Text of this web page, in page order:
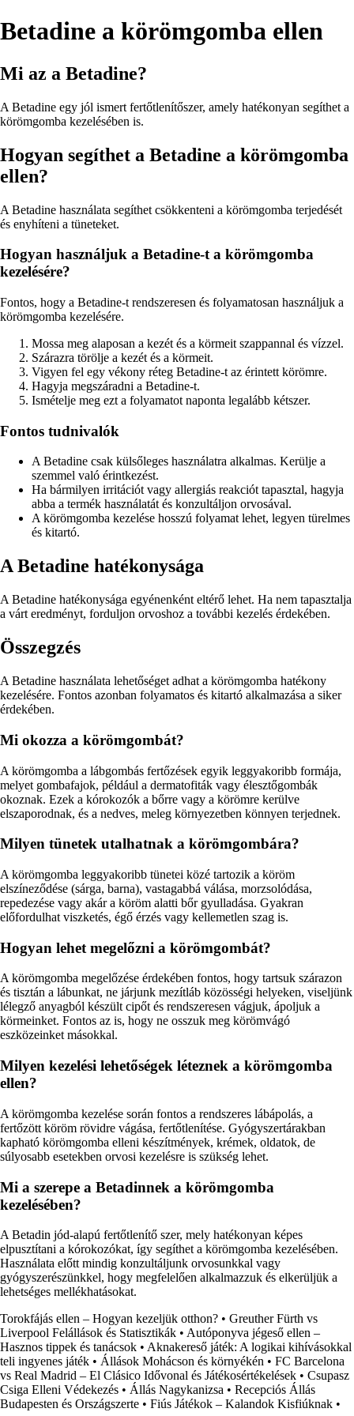
Betadine a körömgomba ellen
Mi az a Betadine?
A Betadine egy jól ismert fertőtlenítőszer, amely hatékonyan segíthet a
körömgomba kezelésében is.
Hogyan segíthet a Betadine a körömgomba
ellen?
A Betadine használata segíthet csökkenteni a körömgomba terjedését
és enyhíteni a tüneteket.
Hogyan használjuk a Betadine-t a körömgomba
kezelésére?
Fontos, hogy a Betadine-t rendszeresen és folyamatosan használjuk a
körömgomba kezelésére.
Mossa meg alaposan a kezét és a körmeit szappannal és vízzel.
Szárazra törölje a kezét és a körmeit.
Vigyen fel egy vékony réteg Betadine-t az érintett körömre.
Hagyja megszáradni a Betadine-t.
Ismételje meg ezt a folyamatot naponta legalább kétszer.
Fontos tudnivalók
A Betadine csak külsőleges használatra alkalmas. Kerülje a
szemmel való érintkezést.
Ha bármilyen irritációt vagy allergiás reakciót tapasztal, hagyja
abba a termék használatát és konzultáljon orvosával.
A körömgomba kezelése hosszú folyamat lehet, legyen türelmes
és kitartó.
A Betadine hatékonysága
A Betadine hatékonysága egyénenként eltérő lehet. Ha nem tapasztalja
a várt eredményt, forduljon orvoshoz a további kezelés érdekében.
Összegzés
A Betadine használata lehetőséget adhat a körömgomba hatékony
kezelésére. Fontos azonban folyamatos és kitartó alkalmazása a siker
érdekében.
Mi okozza a körömgombát?
A körömgomba a lábgombás fertőzések egyik leggyakoribb formája,
melyet gombafajok, például a dermatofiták vagy élesztőgombák
okoznak. Ezek a kórokozók a bőrre vagy a körömre kerülve
elszaporodnak, és a nedves, meleg környezetben könnyen terjednek.
Milyen tünetek utalhatnak a körömgombára?
A körömgomba leggyakoribb tünetei közé tartozik a köröm
elszíneződése (sárga, barna), vastagabbá válása, morzsolódása,
repedezése vagy akár a köröm alatti bőr gyulladása. Gyakran
előfordulhat viszketés, égő érzés vagy kellemetlen szag is.
Hogyan lehet megelőzni a körömgombát?
A körömgomba megelőzése érdekében fontos, hogy tartsuk szárazon
és tisztán a lábunkat, ne járjunk mezítláb közösségi helyeken, viseljünk
lélegző anyagból készült cipőt és rendszeresen vágjuk, ápoljuk a
körmeinket. Fontos az is, hogy ne osszuk meg körömvágó
eszközeinket másokkal.
Milyen kezelési lehetőségek léteznek a körömgomba
ellen?
A körömgomba kezelése során fontos a rendszeres lábápolás, a
fertőzött köröm rövidre vágása, fertőtlenítése. Gyógyszertárakban
kapható körömgomba elleni készítmények, krémek, oldatok, de
súlyosabb esetekben orvosi kezelésre is szükség lehet.
Mi a szerepe a Betadinnek a körömgomba
kezelésében?
A Betadin jód-alapú fertőtlenítő szer, mely hatékonyan képes
elpusztítani a kórokozókat, így segíthet a körömgomba kezelésében.
Használata előtt mindig konzultáljunk orvosunkkal vagy
gyógyszerészünkkel, hogy megfelelően alkalmazzuk és elkerüljük a
lehetséges mellékhatásokat.
Torokfájás ellen – Hogyan kezeljük otthon? • Greuther Fürth vs
Liverpool Felállások és Statisztikák • Autóponyva jégeső ellen –
Hasznos tippek és tanácsok • Aknakereső játék: A logikai kihívásokkal
teli ingyenes játék • Állások Mohácson és környékén • FC Barcelona
vs Real Madrid – El Clásico Idővonal és Játékosértékelések • Csupasz
Csiga Elleni Védekezés • Állás Nagykanizsa • Recepciós Állás
Budapesten és Országszerte • Fiús Játékok – Kalandok Kisfiúknak •